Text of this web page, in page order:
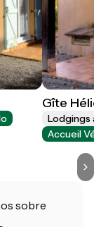
Gîte
Lodgings
Accueil
sobre